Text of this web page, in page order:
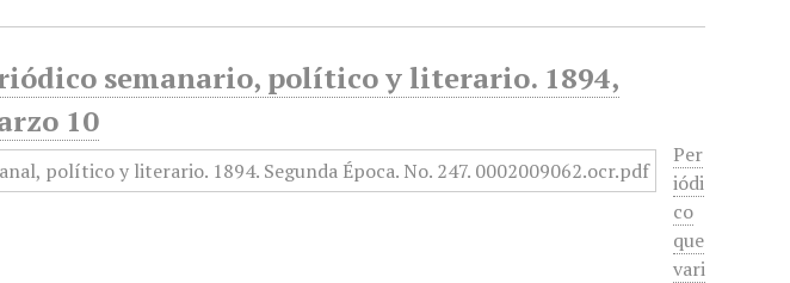
semanario, político y literario. 1894,
10
Per
iódi
co
que
vari